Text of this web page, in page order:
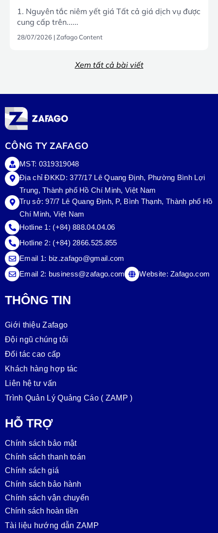
1. Nguyên tắc niêm yết giá Tất cả giá dịch vụ được
cung cấp trên......
28/07/2026 |Zafago Content
Xem tất cả bài viết
CÔNG TY ZAFAGO
MST: 0319319048
Địa chỉ ĐKKD: 377/17 Lê Quang Định, Phường Bình Lợi
Trung, Thành phố Hồ Chí Minh, Việt Nam
Trụ sở:97/7 Lê Quang Định, P, Bình Thạnh, Thành phố Hồ
Chí Minh, Việt Nam
Hotline 1: (+84) 888.04.04.06
Hotline 2: (+84) 2866.525.855
Email 1: biz.zafago@gmail.com
Email 2: business@zafago.com Website:Zafago.com
THÔNG TIN
Giới thiệu Zafago
Đội ngũ chúng tôi
Đối tác cao cấp
Khách hàng hợp tác
Liên hệ tư vấn
Trình Quản Lý Quảng Cáo ( ZAMP )
HỖ TRỢ
Chính sách bảo mật
Chính sách thanh toán
Chính sách giá
Chính sách bảo hành
Chính sách vận chuyển
Chính sách hoàn tiền
Tài liệu hướng dẫn ZAMP